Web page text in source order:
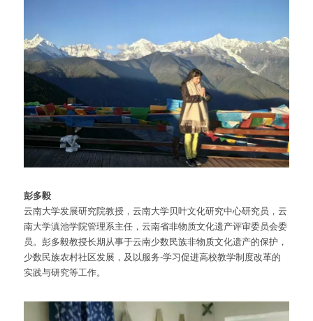
彭多毅
云南大学发展研究院教授，云南大学贝叶文化研究中心研究员，云
南大学滇池学院管理系主任，云南省非物质文化遗产评审委员会委
员。彭多毅教授长期从事于云南少数民族非物质文化遗产的保护，
少数民族农村社区发展，及以服务-学习促进高校教学制度改革的
实践与研究等工作。